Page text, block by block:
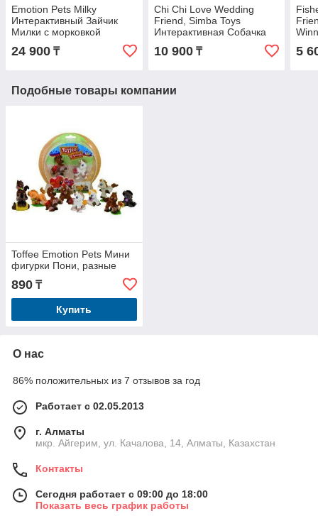
Emotion Pets Milky
Интерактивный Зайчик
Милки с морковкой
24 900 ₸
Chi Chi Love Wedding
Friend, Simba Toys
Интерактивная Собачка
10 900₸ 5
Подобные товары компании
Toffee Emotion Pets Мини
фигурки Пони, разные
890 ₸
Купить
О нас
86% положительных из 7 отзывов за год
Работает с 02.05.2013
г. Алматы
мкр. Айгерим, ул. Качалова, 14, Алматы, Казахстан
Контакты
Сегодня работает с 09:00 до 18:00
Показать весь график работы